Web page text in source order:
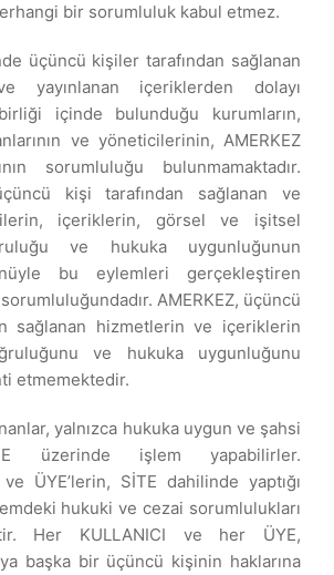
bir sorumluluk kabul etmez.
üçüncü kişiler tarafından sağlanan
yayınlanan içeriklerden dolayı
içinde bulunduğu kurumların,
ve yöneticilerinin, AMERKEZ
sorumluluğu bulunmamaktadır.
kişi tarafından sağlanan ve
içeriklerin, görsel ve işitsel
ve hukuka uygunluğunun
bu eylemleri gerçekleştiren
AMERKEZ, üçüncü
sağlanan hizmetlerin ve içeriklerin
ve hukuka uygunluğunu
etmemektedir.
yalnızca hukuka uygun ve şahsi
üzerinde işlem yapabilirler.
ve ÜYE’lerin, SİTE dahilinde yaptığı
hukuki ve cezai sorumlulukları
Her KULLANICI ve her ÜYE,
başka bir üçüncü kişinin haklarına